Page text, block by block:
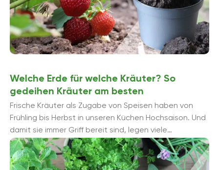
Welche Erde für welche Kräuter? So
gedeihen Kräuter am besten
Frische Kräuter als Zugabe von Speisen haben von
Frühling bis Herbst in unseren Küchen Hochsaison. Und
damit sie immer Griff bereit sind, legen viele
Hobbygärtner ein ...